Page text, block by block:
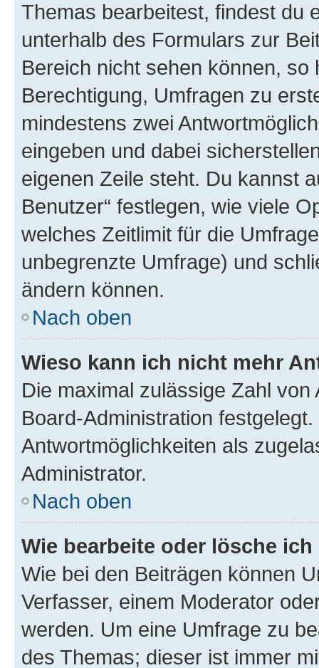
Themas bearbeitest, findest du
unterhalb des Formulars zur
Bereich nicht sehen können,
Berechtigung, Umfragen zu
mindestens zwei
eingeben und dabei
eigenen Zeile steht. Du kannst
Benutzer“ festlegen, wie viele
welches Zeitlimit für die
unbegrenzte Umfrage) und
ändern können.
Nach oben
Wieso kann ich nicht mehr
Die maximal zulässige Zahl
Board-Administration
Antwortmöglichkeiten als
Administrator.
Nach oben
Wie bearbeite oder lösche
Wie bei den Beiträgen können
Verfasser, einem Moderator
werden. Um eine Umfrage zu
des Themas; dieser ist immer